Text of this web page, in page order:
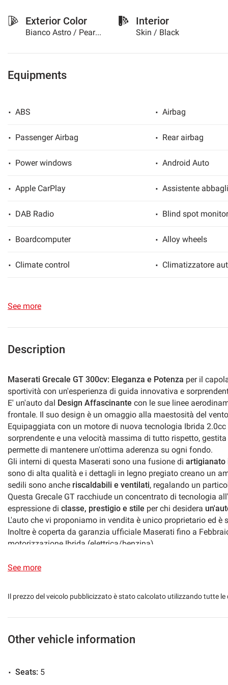
Exterior Color
Bianco Astro / Pearled
Interior
Skin / Black
Equipments
ABS Airbag
Passenger Airbag Rear airbag
Power windows Android Auto
Apple CarPlay Assistente
DAB Radio Blind spot monitor
Boardcomputer Alloy wheels
Climate control Climatizzatore
Electrically adjustable seats Split rear seat
Ventilated seats Light sensor
Front parking sensors Rear parking
Sistema di avviso di distanza Navigation system
Sound system Side mirrors
Touch screen Four-wheel drive
Leather steering wheel
See more
Description
Maserati Grecale GT 300cv: Eleganza e Potenza per il
sportività con un'esperienza di guida innovativa e
E' un'auto dal Design Affascinante con le sue linee
frontale. Il suo design è un omaggio alla maestosità del
Equipaggiata con un motore di nuova tecnologia Ibrida
sorprendente e una velocità massima di tutto rispetto,
permette di mantenere un'ottima aderenza su ogni fondo.
Gli interni di questa Maserati sono una fusione di artigianato
sono di alta qualità e i dettagli in legno pregiato creano un
sedili sono anche riscaldabili e ventilati, regalando un
Questa Grecale GT racchiude un concentrato di tecnologia
espressione di classe, prestigio e stile per chi desidera
L'auto che vi proponiamo in vendita è unico proprietario ed
Inoltre è coperta da garanzia ufficiale Maserati fino a
motorizzazione Ibrida (elettrica/benzina).
Virtual cockpit digitale
Impianto audio Hi-Fi
Inserti in radica opaca a poro aperto
Specchietti elettrocromatici
See more
Il prezzo del veicolo pubblicizzato è stato calcolato utilizzando tutte
Other vehicle information
Seats: 5
refer
You
can
change
choices
at
time.
User experience improvement cookies